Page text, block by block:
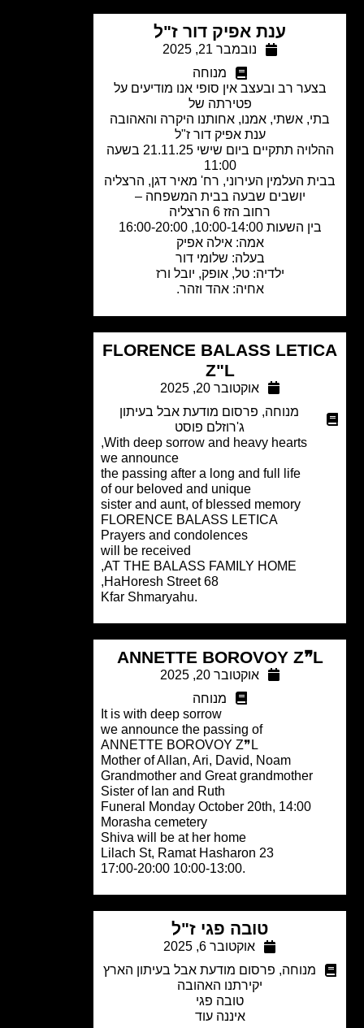
ענת אפיק דור ז"ל
נובמבר 21, 2025
מנוחה
רב ובעצב אין סופי אנו מודיעים על
פטירתה של
אשתי, אמנו, אחותנו היקרה והאהובה
ענת אפיק דור ז"ל
ההלויה תתקיים ביום שישי 21.11.25 בשעה
העלמין העירוני, רח' מאיר דגן, הרצליה
יושבים שבעה בבית המשפחה –
רחוב הזז 6 הרצליה
בין השעות 10:00-14:00, 16:00-20:00
אמה: אילה אפיק
בעלה: שלומי דור
ילדיה: טל, אופק, יובל ורז
אחיה: אהד וזהר.
FLORENCE BALASS
אוקטובר 20, 2025
מנוחה
פרסום מודעת אבל בעיתון
ג'רוזלם פוסט
With deep sorrow and heavy hearts,
we announce
the passing after a long and full life
of our beloved and unique
sister and aunt, of blessed memory
FLORENCE BALASS LETICA
Prayers and condolences
will be received
AT THE BALASS FAMILY HOME,
ANNETTE BOROVOY
אוקטובר 20, 2025
מנוחה
It is with deep sorrow
we announce the passing of
ANNETTE BOROVOY Z❞L
Mother of Allan, Ari, David, Noam
Grandmother and Great grandmother
Sister of lan and Ruth
Funeral Monday October 20th, 14:00
Morasha cemetery
Shiva will be at her home
טובה פגי ז"ל
אוקטובר 6, 2025
מנוחה
פרסום מודעת אבל בעיתון הארץ
יקירתנו האהובה
טובה פגי
איננה עוד